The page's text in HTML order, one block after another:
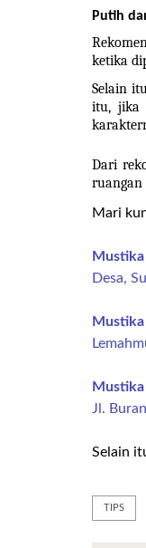
Putih
ketika
Selain
itu, jika
Dari
ruangan
Mari
Desa,
Jl.
Selain
TIPS